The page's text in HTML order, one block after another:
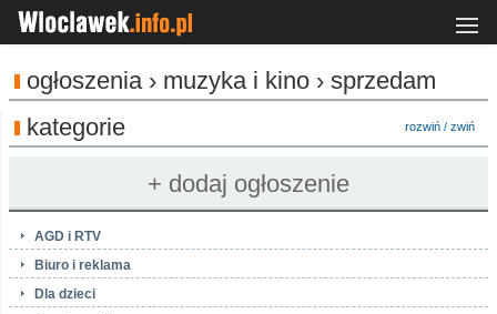
ogłoszenia › muzyka i kino › sprzedam
kategorie
rozwiń / zwiń
AGD i RTV
Biuro i reklama
Dla dzieci